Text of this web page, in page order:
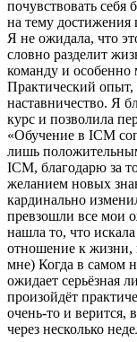
почувствовать себя
на тему достижения
Я не ожидала, что
словно разделит
команду и особенно
Практический опыт,
наставничество. Я
курс и позволила
«Обучение в ICM
лишь
ICM, благодарю за
желанием новых
кардинально
превзошли все мои
нашла то, что
отношение к жизни,
мне) Когда в самом
ожидает серьёзная
произойдёт
очень-то и верится,
через несколько